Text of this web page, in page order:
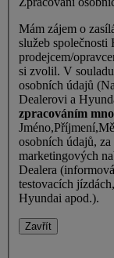
Mám zájem o
služeb společnosti
prodejcem/
si zvolil. V
osobních údajů
Dealerovi a
zpracováním
osobních údajů,
marketingových
Dealera
testovacích
Hyundai apod.).
Zavřít